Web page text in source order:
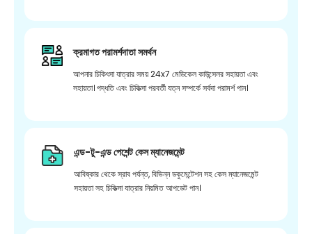
ক্রমাগত পরামর্শদাতা সমর্থন
আপনার চিকিৎসা যাত্রার সময় 24x7 মেডিকেল কাউন্সেলর সহায়তা এবং
সহায়তা। পদ্ধতি এবং চিকিত্সা পরবর্তী যত্ন সম্পর্কে সর্বদা পরামর্শ পান।
এন্ড-টু-এন্ড পেশেন্ট কেস ম্যানেজমেন্ট
আবিষ্কার থেকে স্রাব পর্যন্ত, বিভিন্ন ডকুমেন্টেশন সহ কেস ম্যানেজমেন্ট
সহায়তা সহ চিকিত্সা যাত্রার নিয়মিত আপডেট পান।